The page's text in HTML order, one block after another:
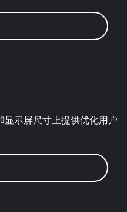
示屏尺寸上提供优化用户